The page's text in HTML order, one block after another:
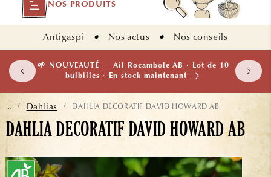
NOS PRODUITS
Antigaspi Nos actus Nos conseils
🌱 NOUVEAUTÉ — Ail Rocambole AB · Lot de 10
bulbilles · En stock maintenant
... / Dahlias / DAHLIA DECORATIF DAVID HOWARD AB
DAHLIA DECORATIF DAVID HOWARD AB
AUX